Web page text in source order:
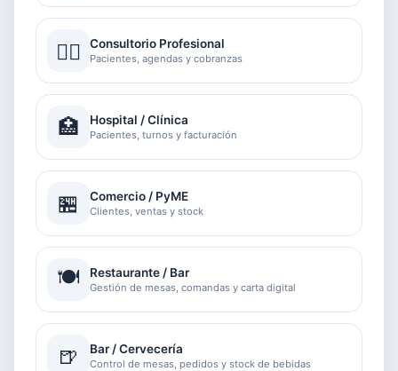
👨‍⚕️ Consultorio Profesional
Pacientes, agendas y cobranzas
🏥 Hospital / Clínica
Pacientes, turnos y facturación
🏪 Comercio / PyME
Clientes, ventas y stock
🍽️ Restaurante / Bar
Gestión de mesas, comandas y carta digital
🍺 Bar / Cervecería
Control de mesas, pedidos y stock de bebidas